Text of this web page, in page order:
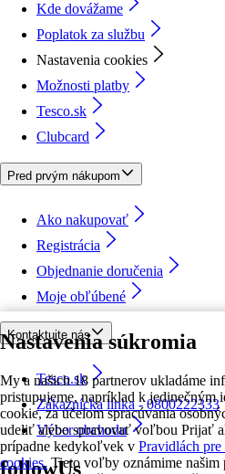
Nastavenia súkromia
My a našich 18 partnerov ukladáme
pristupujeme, napríklad k jedinečným
cookie, za účelom spracúvania
udeliť alebo spravovať voľbou Prijať
prípadne kedykoľvek v Pravidlách
cookies. Tieto voľby oznámime našim
Kde dovážame
Poplatok za službu
Nastavenia cookies
Možnosti platby
Tesco.sk
Clubcard
Pred prvým nákupom
Ako nakupovať
Registrácia
Objednanie doručenia
Moje obľúbené
Kontaktujte nás
Tesco.sk
Zákaznícka linka - 0800222333
Výber obchodu
followUs